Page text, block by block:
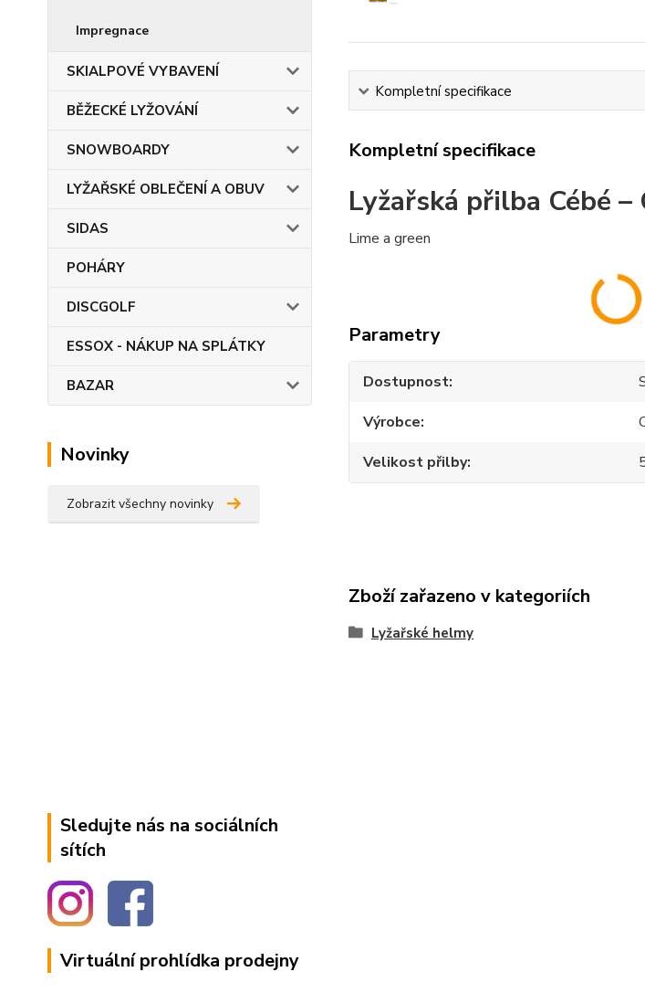
Impregnace
SKIALPOVÉ VYBAVENÍ
BĚŽECKÉ LYŽOVÁNÍ
SNOWBOARDY
LYŽAŘSKÉ OBLEČENÍ A OBUV
SIDAS
POHÁRY
DISCGOLF
ESSOX - NÁKUP NA SPLÁTKY
BAZAR
Novinky
Zobrazit všechny novinky
Sledujte nás na sociálních
sítích
Virtuální prohlídka prodejny
Kompletní specifikace
Kompletní specifikace
Lyžařská přilba Cébé
Lime a green
Parametry
Dostupnost
Výrobce
Velikost přilby
Zboží zařazeno v kategoriích
Lyžařské helmy